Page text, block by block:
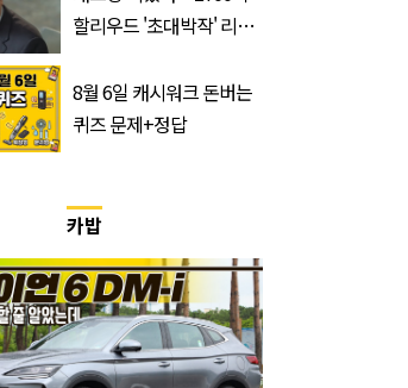
할리우드 '초대박작' 리메
8월 6일 캐시워크 돈버는
퀴즈 문제+정답
카밥